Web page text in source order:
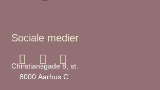
Sociale medier
Christiansgade 8, st.
8000 Aarhus C.